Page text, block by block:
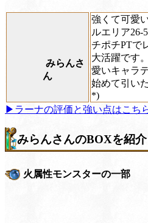
みらんさ
ん
強くて可愛
ルエリア26-
チポチPTで
大活躍です
愛いキャラ
始めて引い
*)
▶ラーナの評価と強い点はこち
みらんさんのBOXを紹介
火属性モンスターの一部